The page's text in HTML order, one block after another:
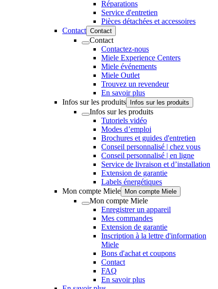
Réparations
Service d'entretien
Pièces détachées et accessoires
Contact Contact
Contact
Contactez-nous
Miele Experience Centers
Miele événements
Miele Outlet
Trouvez un revendeur
En savoir plus
Infos sur les produits
Infos sur les produits
Infos sur les produits
Tutoriels vidéo
Modes d’emploi
Brochures et guides d'entretien
Conseil personnalisé | chez vous
Conseil personnalisé | en ligne
Service de livraison et d’installation
Extension de garantie
Labels énergétiques
Mon compte Miele
Mon compte Miele
Mon compte Miele
Enregistrer un appareil
Mes commandes
Extension de garantie
Inscription à la lettre d'information
Miele
Bons d'achat et coupons
Contact
FAQ
En savoir plus